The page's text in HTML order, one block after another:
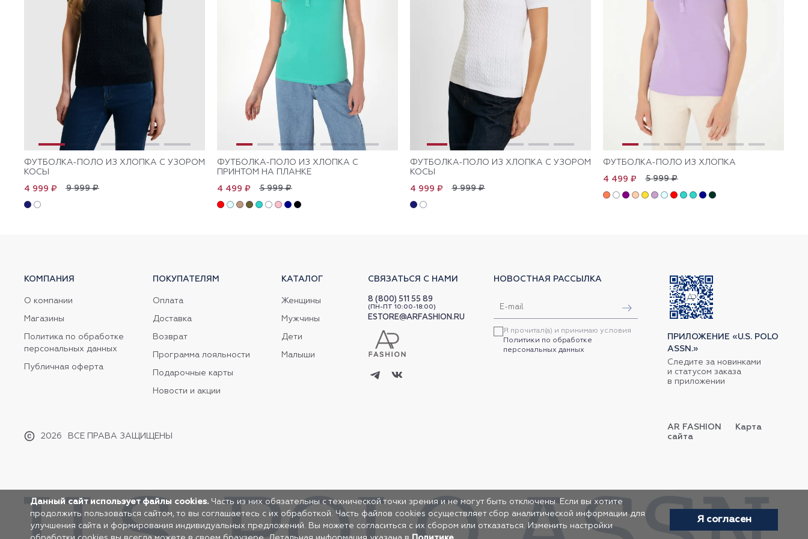
ФУТБОЛКА-ПОЛО ИЗ ХЛОПКА С УЗОРОМ
КОСЫ
9 999 ₽
4 999 ₽
ФУТБОЛКА-ПОЛО ИЗ ХЛОПКА С
ПРИНТОМ НА ПЛАНКЕ
5 999 ₽
4 499 ₽
ФУТБОЛКА-ПОЛО ИЗ ХЛОПКА С УЗОРОМ
КОСЫ
9 999 ₽
4 999 ₽
ФУТБОЛКА-ПОЛО ИЗ ХЛОПКА
5 999 ₽
4 499 ₽
КОМПАНИЯ
О компании
Магазины
Политика по обработке
персональных данных
Публичная оферта
2026 ВСЕ ПРАВА ЗАЩИЩЕНЫ
ПОКУПАТЕЛЯМ
Оплата
Доставка
Возврат
Программа лояльности
Подарочные карты
Новости и акции
КАТАЛОГ
Женщины
Мужчины
Дети
Малыши
СВЯЗАТЬСЯ С НАМИ
8 (800) 511 55 89
(ПН-ПТ 10:00-18:00)
ESTORE@ARFASHION.RU
НОВОСТНАЯ РАССЫЛКА
Я прочитал(а) и принимаю условия
Политики по обработке
персональных данных
ПРИЛОЖЕНИЕ «U.S. POLO
ASSN.»
Следите за новинками
и статусом заказа
в приложении
AR FASHION
Карта
сайта
Данный сайт использует файлы cookies. Часть из них обязательны с технической точки зрения и не могут быть отключены. Если вы хотите
продолжить пользоваться сайтом, то вы соглашаетесь с их обработкой. Часть файлов cookies осуществляет сбор аналитической информации для
улучшения сайта и формирования индивидуальных предложений. Вы можете согласиться с их сбором или отказаться. Изменить настройки
Я согласен